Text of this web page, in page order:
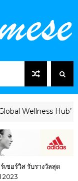
Hub” ร่วมเวที
เซอร์วิส รับรางวัลสุด
2023